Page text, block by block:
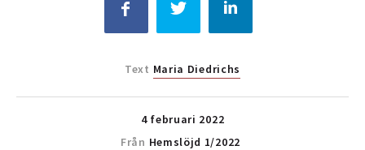
Text Maria Diedrichs
4 februari 2022
Från Hemslöjd 1/2022